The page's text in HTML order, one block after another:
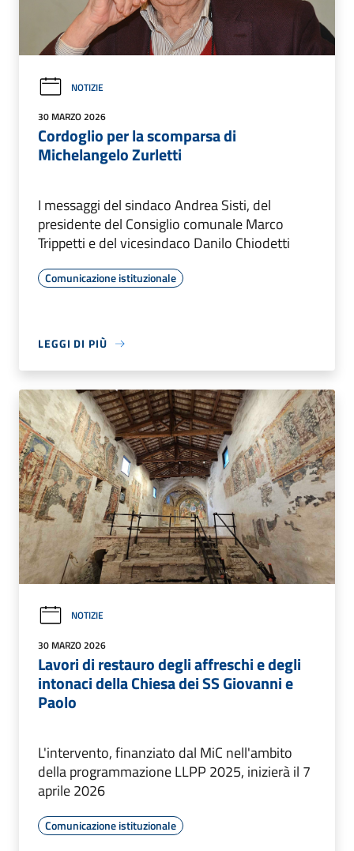
NOTIZIE
30 MARZO 2026
Cordoglio per la scomparsa di
Michelangelo Zurletti
I messaggi del sindaco Andrea Sisti, del
presidente del Consiglio comunale Marco
Trippetti e del vicesindaco Danilo Chiodetti
Comunicazione istituzionale
LEGGI DI PIÙ
NOTIZIE
30 MARZO 2026
Lavori di restauro degli affreschi e degli
intonaci della Chiesa dei SS Giovanni e
Paolo
L'intervento, finanziato dal MiC nell'ambito
della programmazione LLPP 2025, inizierà il 7
aprile 2026
Comunicazione istituzionale